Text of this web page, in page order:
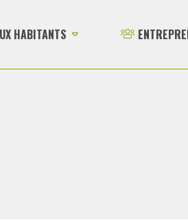
HABITANTS